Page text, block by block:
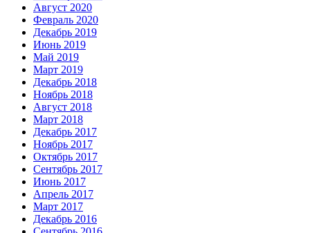
Август 2020
Февраль 2020
Декабрь 2019
Июнь 2019
Май 2019
Март 2019
Декабрь 2018
Ноябрь 2018
Август 2018
Март 2018
Декабрь 2017
Ноябрь 2017
Октябрь 2017
Сентябрь 2017
Июнь 2017
Апрель 2017
Март 2017
Декабрь 2016